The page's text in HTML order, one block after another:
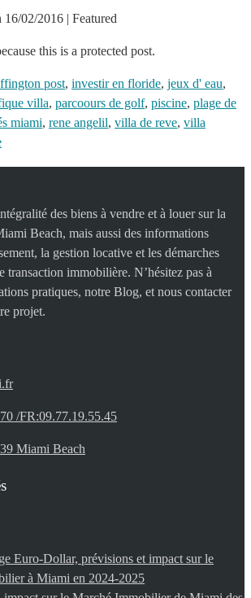
16/02/2016 | Featured
this is a protected post.
post, investir en floride, jeux d' eau,
villa, parcoours de golf, piscine, plage de
miami, rene angelil, villa de reve, villa
des biens à vendre et à louer sur la
Beach, mais aussi des informations
la gestion locative et les démarches
transaction immobilière. N’hésitez pas à
pratiques, notre Blog, et nous contacter
projet.
/FR:09.77.19.55.45
Miami Beach
Euro-Dollar, prévisions et impact sur le
à Miami en 2024-2025